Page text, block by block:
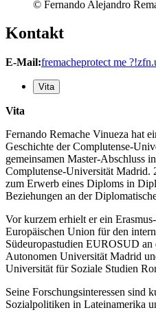
© Fernando Alejandro
Kontakt
E-Mail:fremacheprotect me ?!
Vita
Vita
Fernando Remache Vinueza hat
Geschichte der Complutense-
gemeinsamen Master-Abschluss
Complutense-Universität Madrid.
zum Erwerb eines Diploms in
Beziehungen an der
Vor kurzem erhielt er ein
Europäischen Union für den
Südeuropastudien EUROSUD
Autonomen Universität Madrid
Universität für Soziale Studien
Seine Forschungsinteressen sind
Sozialpolitiken in Lateinamerika